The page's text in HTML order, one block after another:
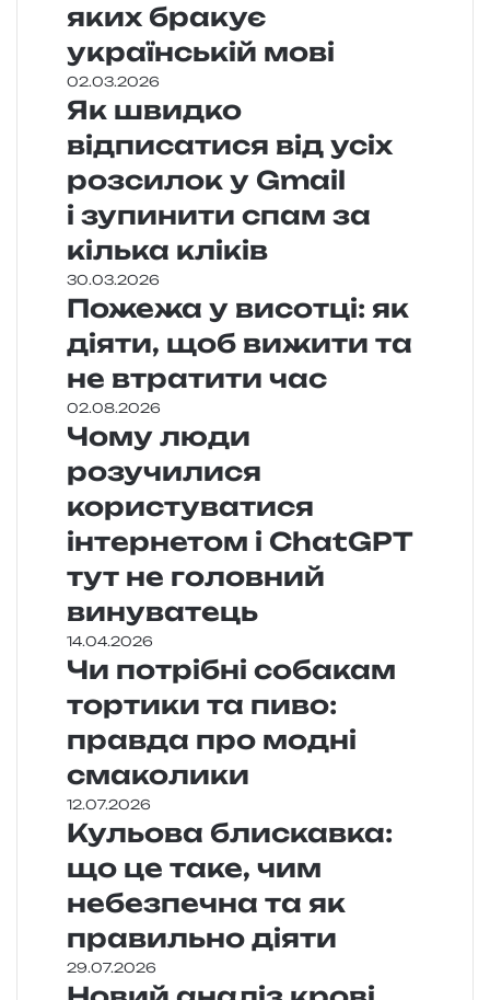
яких бракує
українській мові
02.03.2026
Як швидко
відписатися від усіх
розсилок у Gmail
і зупинити спам за
кілька кліків
30.03.2026
Пожежа у висотці: як
діяти, щоб вижити та
не втратити час
02.08.2026
Чому люди
розучилися
користуватися
інтернетом і ChatGPT
тут не головний
винуватець
14.04.2026
Чи потрібні собакам
тортики та пиво:
правда про модні
смаколики
12.07.2026
Кульова блискавка:
що це таке, чим
небезпечна та як
правильно діяти
29.07.2026